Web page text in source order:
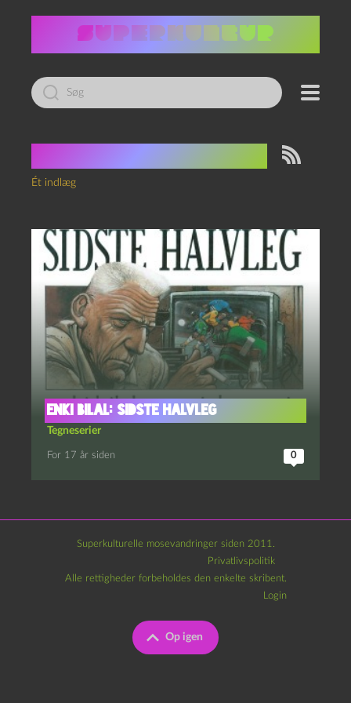
Led
efter:
Ét indlæg
Enki Bilal: Sidste Halvleg
Tegneserier
For 17 år siden 0
Superkulturelle mosevandringer siden 2011.
Privatlivspolitik
Op igen
Alle rettigheder forbeholdes den enkelte skribent.
Login